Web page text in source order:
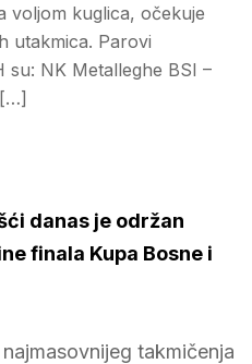
voljom kuglica, očekuje
utakmica. Parovi
su: NK Metalleghe BSI –
[…]
danas je održan
finala Kupa Bosne i
takmičenja